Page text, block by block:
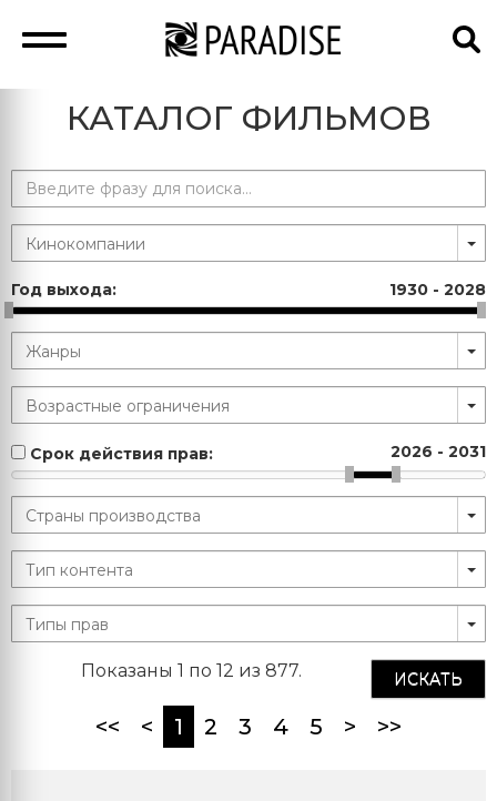
КАТАЛОГ ФИЛЬМОВ
Год выхода: 1930 - 2028
Срок действия прав: 2026 - 2031
ИСКАТЬ
Показаны 1 по 12 из 877.
<< < 1 (current)
2 3 4 5 > >>